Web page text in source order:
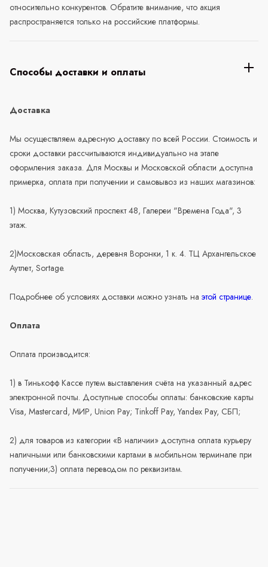
относительно конкурентов. Обратите внимание, что акция
распространяется только на российские платформы.
Способы доставки и оплаты
Доставка
Мы осуществляем адресную доставку по всей России. Стоимость и
сроки доставки рассчитываются индивидуально на этапе
оформления заказа. Для Москвы и Московской области доступна
примерка, оплата при получении и самовывоз из наших магазинов:
1) Москва, Кутузовский проспект 48, Галереи "Времена Года", 3
этаж.
2)Московская область, деревня Воронки, 1 к. 4. ТЦ Архангельское
Аутлет, Sortage.
Подробнее об условиях доставки можно узнать на этой странице.
Оплата
Оплата производится:
1) в Тинькофф Кассе путем выставления счёта на указанный адрес
электронной почты. Доступные способы оплаты: банковские карты
Visa, Mastercard, МИР, Union Pay; Tinkoff Pay, Yandex Pay, СБП;
2) для товаров из категории «В наличии» доступна оплата курьеру
наличными или банковскими картами в мобильном терминале при
получении;3) оплата переводом по реквизитам.